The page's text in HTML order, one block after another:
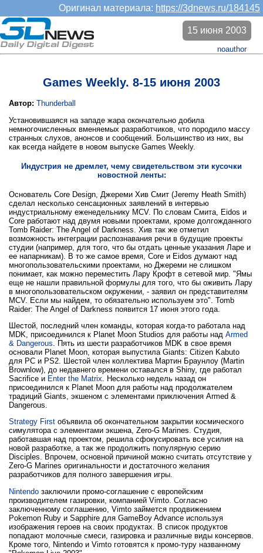
Оригинал материала: https://3dnews.ru/184145
Games Weekly. 8-15 июня 2003
15 июня 2003
noauthor
Автор: Thunderball
Установившаяся на западе жара окончательно добилa
немногочисленных вменяемых разработчиков, что породило массу
странных слухов, анонсов и сообщений. Большинство из них, вы
как всегда найдете в новом выпуске Games Weekly.
Индустрия не дремлет, чему свидетельством эти кусочки
новостной ленты:
Основатель Core Design, Джереми Хив Смит (Jeremy Heath Smith)
сделал несколько сенсационных заявлений в интервью
индустриальному еженедельнику MCV. По словам Смита, Eidos и
Core работают над двумя новыми проектами, кроме долгожданного
Tomb Raider: The Angel of Darkness. Хив так же отметил
возможность интеграции распознавания речи в будущие проекты
студии (например, для того, что бы отдать ценные указания Ларе и
ее напарникам). В то же самое время, Core и Eidos думают над
многопользовательскими проектами, но Джереми не слишком
понимает, как можно переместить Лару Крофт в сетевой мир. "Ямы
еще не нашли правильной формулы для того, что бы оживить Лару
в многопользовательском окружении, - заявил он представителям
MCV. Если мы найдем, то обязательно используем это". Tomb
Raider: The Angel of Darkness появится 17 июня этого года.
Шестой, последний член команды, которая когда-то работала над
MDK, присоединился к Planet Moon Studios для работы над Armed
& Dangerous . Пять из шести разработчиков MDK в свое время
основали Planet Moon, которая выпустила Giants: Citizen Kabuto
для PC и PS2. Шестой член коллектива Мартин Браунлоу (Martin
Brownlow), до недавнего времени оставался в Shiny, где работал
Sacrifice и Enter the Matrix . Несколько недель назад он
присоединился к Planet Moon для работы над продолжателем
традиций Giants, экшеном с элементами приключения Armed &
Dangerous.
Strategy First объявила об окончательном закрытии космического
симулятора с элементами экшена, Zero-G Marines. Студия,
работавшая над проектом, решила сфокусировать все усилия на
новой разработке, а так же продолжить популярную серию
Disciples. Впрочем, основной причиной можно считать отсутствие у
Zero-G Marines оригинальности и достаточного желания
разработчиков для полного завершения игры.
Nintendo заключили промо-соглашение с европейским
производителем газировки, компанией Vimto. Согласно
заключенному соглашению, Vimto займется продвижением
Pokemon Ruby и Sapphire для GameBoy Advance используя
изображения героев на своих продуктах. В список продуктов
попадают молочные смеси, газировка и различные виды консервов.
Кроме того, Nintendo и Vimto готовятся к промо-туру названному